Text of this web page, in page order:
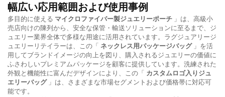
幅広い応用範囲および使用事例
多目的に使える マイクロファイバー製ジュエリーポーチ 」は、高級小
売店向けの陳列から、安全な保管・輸送ソリューションに至るまで、ジ
ュエリー業界全体で多様な用途に活用されています。ラグジュアリージ
ュエリーリテイラーは、この「 ネックレス用パッケージバッグ 」を活
用してブランドイメージの向上を図り、購入されるジュエリーの価値に
ふさわしいプレミアムパッケージを顧客に提供しています。洗練された
外観と機能性に富んだデザインにより、この「 カスタムロゴ入りジュ
エリーバッグ 」は、さまざまな市場セグメントおよび価格帯に対応可
能です。